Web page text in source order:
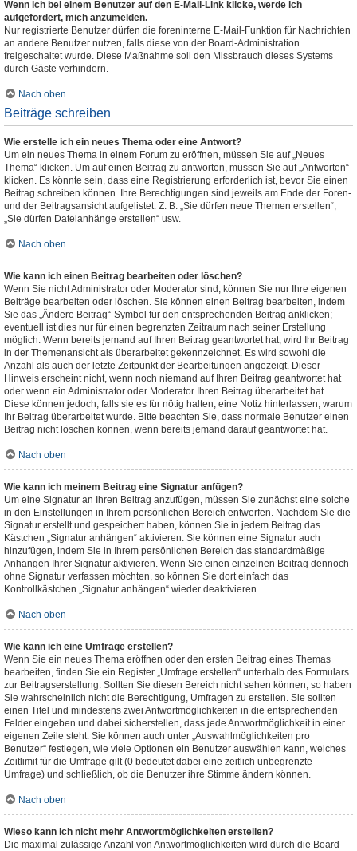
Wenn ich bei einem Benutzer auf den E-Mail-Link klicke, werde ich
aufgefordert, mich anzumelden.
Nur registrierte Benutzer dürfen die foreninterne E-Mail-Funktion für Nachrichten
an andere Benutzer nutzen, falls diese von der Board-Administration
freigeschaltet wurde. Diese Maßnahme soll den Missbrauch dieses Systems
durch Gäste verhindern.
Nach oben
Beiträge schreiben
Wie erstelle ich ein neues Thema oder eine Antwort?
Um ein neues Thema in einem Forum zu eröffnen, müssen Sie auf „Neues
Thema“ klicken. Um auf einen Beitrag zu antworten, müssen Sie auf „Antworten“
klicken. Es könnte sein, dass eine Registrierung erforderlich ist, bevor Sie einen
Beitrag schreiben können. Ihre Berechtigungen sind jeweils am Ende der Foren-
und der Beitragsansicht aufgelistet. Z. B. „Sie dürfen neue Themen erstellen“,
„Sie dürfen Dateianhänge erstellen“ usw.
Nach oben
Wie kann ich einen Beitrag bearbeiten oder löschen?
Wenn Sie nicht Administrator oder Moderator sind, können Sie nur Ihre eigenen
Beiträge bearbeiten oder löschen. Sie können einen Beitrag bearbeiten, indem
Sie das „Ändere Beitrag“-Symbol für den entsprechenden Beitrag anklicken;
eventuell ist dies nur für einen begrenzten Zeitraum nach seiner Erstellung
möglich. Wenn bereits jemand auf Ihren Beitrag geantwortet hat, wird Ihr Beitrag
in der Themenansicht als überarbeitet gekennzeichnet. Es wird sowohl die
Anzahl als auch der letzte Zeitpunkt der Bearbeitungen angezeigt. Dieser
Hinweis erscheint nicht, wenn noch niemand auf Ihren Beitrag geantwortet hat
oder wenn ein Administrator oder Moderator Ihren Beitrag überarbeitet hat.
Diese können jedoch, falls sie es für nötig halten, eine Notiz hinterlassen, warum
Ihr Beitrag überarbeitet wurde. Bitte beachten Sie, dass normale Benutzer einen
Beitrag nicht löschen können, wenn bereits jemand darauf geantwortet hat.
Nach oben
Wie kann ich meinem Beitrag eine Signatur anfügen?
Um eine Signatur an Ihren Beitrag anzufügen, müssen Sie zunächst eine solche
in den Einstellungen in Ihrem persönlichen Bereich entwerfen. Nachdem Sie die
Signatur erstellt und gespeichert haben, können Sie in jedem Beitrag das
Kästchen „Signatur anhängen“ aktivieren. Sie können eine Signatur auch
hinzufügen, indem Sie in Ihrem persönlichen Bereich das standardmäßige
Anhängen Ihrer Signatur aktivieren. Wenn Sie einen einzelnen Beitrag dennoch
ohne Signatur verfassen möchten, so können Sie dort einfach das
Kontrollkästchen „Signatur anhängen“ wieder deaktivieren.
Nach oben
Wie kann ich eine Umfrage erstellen?
Wenn Sie ein neues Thema eröffnen oder den ersten Beitrag eines Themas
bearbeiten, finden Sie ein Register „Umfrage erstellen“ unterhalb des Formulars
zur Beitragserstellung. Sollten Sie diesen Bereich nicht sehen können, so haben
Sie wahrscheinlich nicht die Berechtigung, Umfragen zu erstellen. Sie sollten
einen Titel und mindestens zwei Antwortmöglichkeiten in die entsprechenden
Felder eingeben und dabei sicherstellen, dass jede Antwortmöglichkeit in einer
eigenen Zeile steht. Sie können auch unter „Auswahlmöglichkeiten pro
Benutzer“ festlegen, wie viele Optionen ein Benutzer auswählen kann, welches
Zeitlimit für die Umfrage gilt (0 bedeutet dabei eine zeitlich unbegrenzte
Umfrage) und schließlich, ob die Benutzer ihre Stimme ändern können.
Nach oben
Wieso kann ich nicht mehr Antwortmöglichkeiten erstellen?
Die maximal zulässige Anzahl von Antwortmöglichkeiten wird durch die Board-